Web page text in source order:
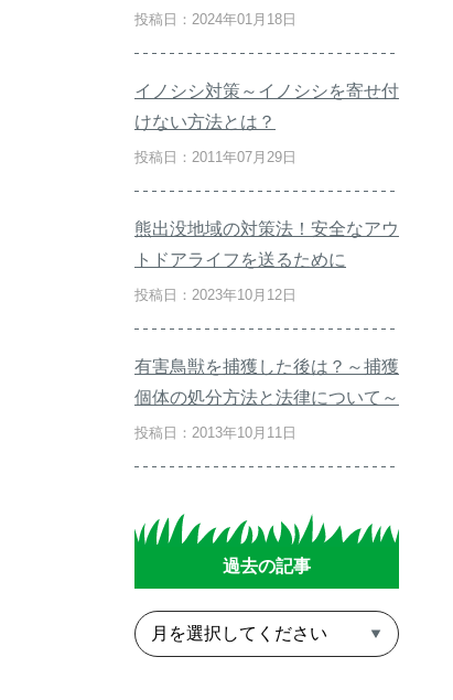
投稿日：2024年01月18日
イノシシ対策～イノシシを寄せ付
けない方法とは？
投稿日：2011年07月29日
熊出没地域の対策法！安全なアウ
トドアライフを送るために
投稿日：2023年10月12日
有害鳥獣を捕獲した後は？～捕獲
個体の処分方法と法律について～
投稿日：2013年10月11日
過去の記事